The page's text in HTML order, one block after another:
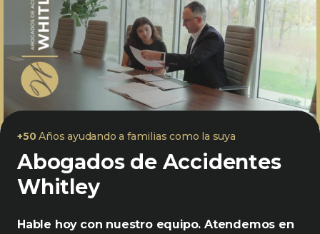
+50 Años ayudando a familias como la suya
Abogados de Accidentes
Whitley
Hable hoy con nuestro equipo. Atendemos en